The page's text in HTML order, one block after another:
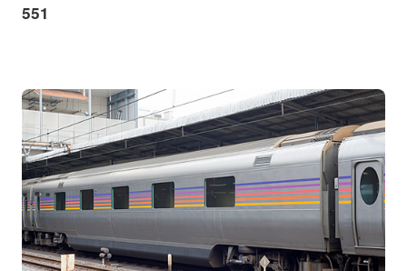
551